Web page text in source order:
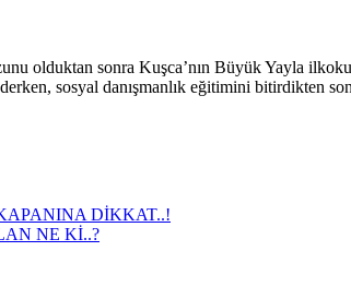
olduktan sonra Kuşca’nın Büyük Yayla
sosyal danışmanlık eğitimini bitirdikten
DİKKAT..!
NE Kİ..?